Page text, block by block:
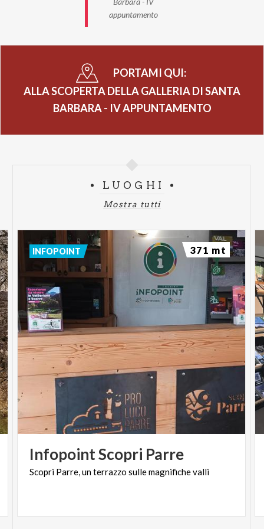
appuntamento
PORTAMI QUI:
ALLA SCOPERTA DELLA GALLERIA DI SANTA
BARBARA - IV APPUNTAMENTO
LUOGHI
Mostra tutti
InfopointScopri Parre
Scopri Parre,unterrazzo sullemagnifichevalli
INFOPOINT 371 mt